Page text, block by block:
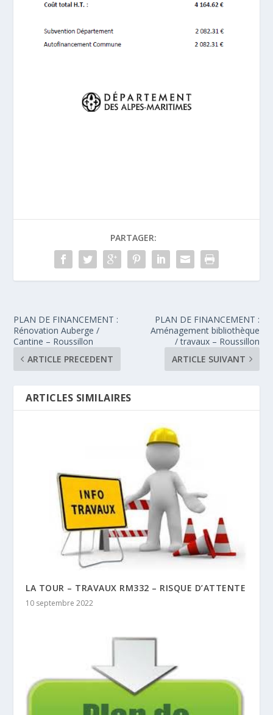
PARTAGER:
PLAN DE FINANCEMENT :
Rénovation Auberge /
Cantine – Roussillon
ARTICLE PRECEDENT
PLAN DE FINANCEMENT :
Aménagement bibliothèque
/ travaux – Roussillon
ARTICLE SUIVANT
ARTICLES SIMILAIRES
LA TOUR – TRAVAUX RM332 – RISQUE D’ATTENTE
10 septembre 2022